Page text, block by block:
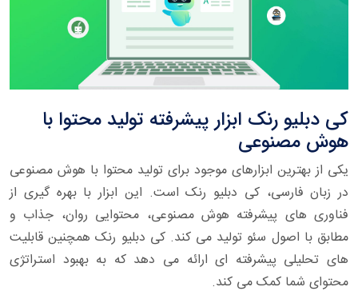
کی دبلیو رنک ابزار پیشرفته تولید محتوا با
هوش مصنوعی
یکی از بهترین ابزارهای موجود برای تولید محتوا با هوش مصنوعی
در زبان فارسی، کی دبلیو رنک است. این ابزار با بهره گیری از
فناوری های پیشرفته هوش مصنوعی، محتوایی روان، جذاب و
مطابق با اصول سئو تولید می کند. کی دبلیو رنک همچنین قابلیت
های تحلیلی پیشرفته ای ارائه می دهد که به بهبود استراتژی
محتوای شما کمک می کند.